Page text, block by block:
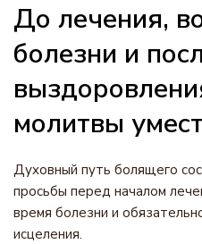
До лечения,
болезни и
молитвы
Духовный путь болящего
просьбы перед началом
время болезни и
исцеления.